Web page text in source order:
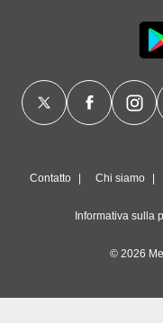
Contatto Chi siamo
Informativa sulla
© 2026